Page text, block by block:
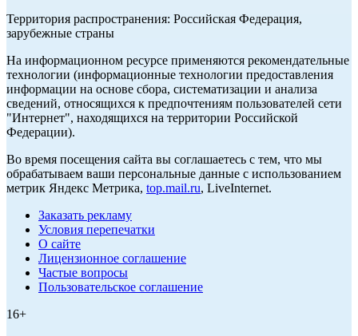
Территория распространения: Российская Федерация,
зарубежные страны
На информационном ресурсе применяются рекомендательные
технологии (информационные технологии предоставления
информации на основе сбора, систематизации и анализа
сведений, относящихся к предпочтениям пользователей сети
"Интернет", находящихся на территории Российской
Федерации).
Во время посещения сайта вы соглашаетесь с тем, что мы
обрабатываем ваши персональные данные с использованием
метрик Яндекс Метрика, top.mail.ru, LiveInternet.
Заказать рекламу
Условия перепечатки
О сайте
Лицензионное соглашение
Частые вопросы
Пользовательское соглашение
16+